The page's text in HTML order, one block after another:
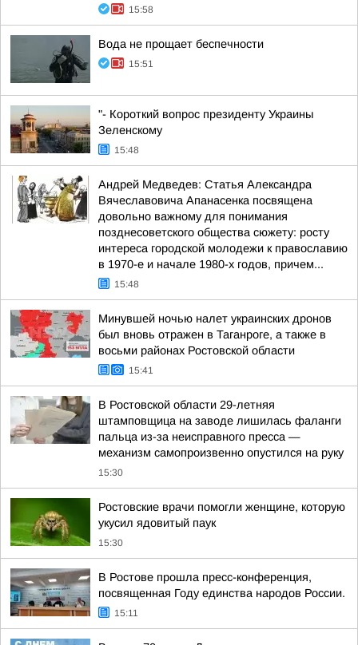
15:58
Вода не прощает беспечности
15:51
"- Короткий вопрос президенту Украины
Зеленскому
15:48
Андрей Медведев: Статья Александра
Вячеславовича Апанасенка посвящена
довольно важному для понимания
позднесоветского общества сюжету: росту
интереса городской молодежи к православию
в 1970-е и начале 1980-х годов, причем...
15:48
Минувшей ночью налет украинских дронов
был вновь отражен в Таганроге, а также в
восьми районах Ростовской области
15:41
В Ростовской области 29-летняя
штамповщица на заводе лишилась фаланги
пальца из-за неисправного пресса —
механизм самопроизвенно опустился на руку
15:30
Ростовские врачи помогли женщине, которую
укусил ядовитый паук
15:30
В Ростове прошла пресс-конференция,
посвященная Году единства народов России.
15:11